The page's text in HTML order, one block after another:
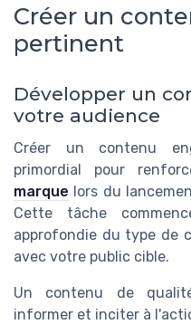
Créer un
pertinent
Développer un
votre audience
Créer un contenu
primordial pour
marque lors du
Cette tâche
approfondie du type de
avec votre public cible.
Un contenu de
informer et inciter à